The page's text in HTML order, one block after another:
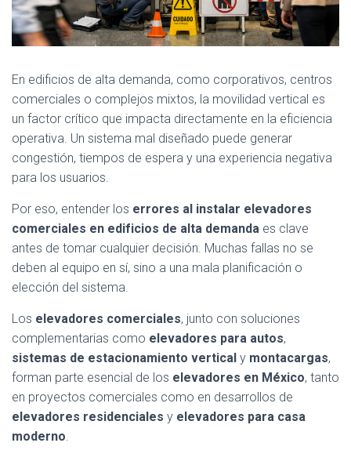
En edificios de alta demanda, como corporativos, centros
comerciales o complejos mixtos, la movilidad vertical es
un factor crítico que impacta directamente en la eficiencia
operativa. Un sistema mal diseñado puede generar
congestión, tiempos de espera y una experiencia negativa
para los usuarios.
Por eso, entender los errores al instalar elevadores
comerciales en edificios de alta demanda es clave
antes de tomar cualquier decisión. Muchas fallas no se
deben al equipo en sí, sino a una mala planificación o
elección del sistema.
Los elevadores comerciales, junto con soluciones
complementarias como elevadores para autos,
sistemas de estacionamiento vertical y montacargas,
forman parte esencial de los elevadores en México, tanto
en proyectos comerciales como en desarrollos de
elevadores residenciales y elevadores para casa
moderno